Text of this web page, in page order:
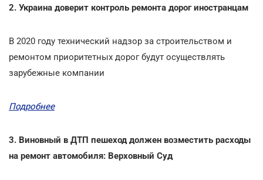
2. Украина доверит контроль ремонта дорог иностранцам
В 2020 году технический надзор за строительством и
ремонтом приоритетных дорог будут осуществлять
зарубежные компании
Подробнее
3. Виновный в ДТП пешеход должен возместить расходы
на ремонт автомобиля: Верховный Суд